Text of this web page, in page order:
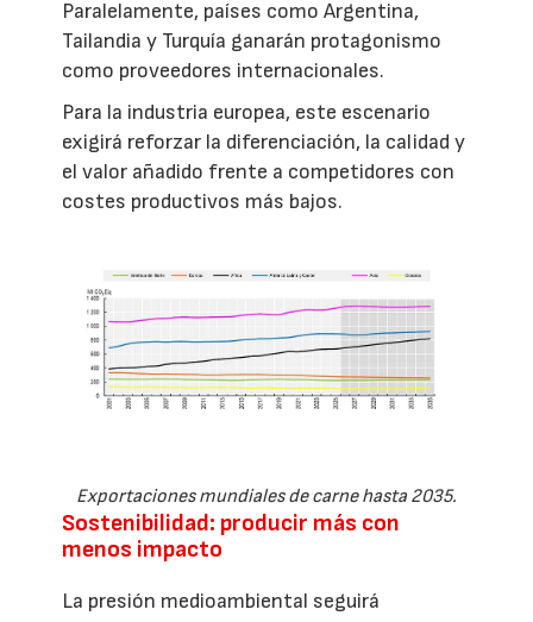
Paralelamente, países como Argentina,
Tailandia y Turquía ganarán protagonismo
como proveedores internacionales.
Para la industria europea, este escenario
exigirá reforzar la diferenciación, la calidad y
el valor añadido frente a competidores con
costes productivos más bajos.
Exportaciones mundiales de carne hasta 2035.
Sostenibilidad: producir más con
menos impacto
La presión medioambiental seguirá